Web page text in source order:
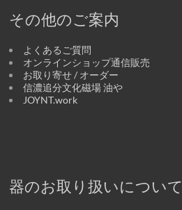
その他のご案内
よくあるご質問
オンラインショップ通信販売
お取り寄せ / オーダー
信濃追分文化磁場 油や
JOYNT.work
器のお取り扱いについて